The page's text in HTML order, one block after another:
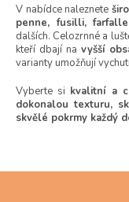
V nabídce naleznete
penne, fusilli,
dalších. Celozrnné a
kteří dbají na vyšší
varianty umožňují
Vyberte si kvalitní a
dokonalou texturu,
skvělé pokrmy každý